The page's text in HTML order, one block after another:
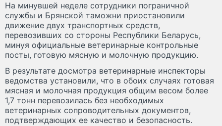
На минувшей неделе сотрудники пограничной
службы и Брянской таможни приостановили
движение двух транспортных средств,
перевозивших со стороны Республики Беларусь,
минуя официальные ветеринарные контрольные
посты, готовую мясную и молочную продукцию.
В результате досмотра ветеринарные инспекторы
ведомства установили, что в обоих случаях готовая
мясная и молочная продукция общим весом более
1,7 тонн перевозилась без необходимых
ветеринарных сопроводительных документов,
подтверждающих ее качество и безопасность.